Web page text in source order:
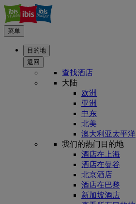
菜单
目的地
返回
查找酒店
大陆
欧洲
亚洲
中东
北美
澳大利亚太平洋
我们的热门目的地
酒店在上海
酒店在曼谷
北京酒店
酒店在巴黎
新加坡酒店